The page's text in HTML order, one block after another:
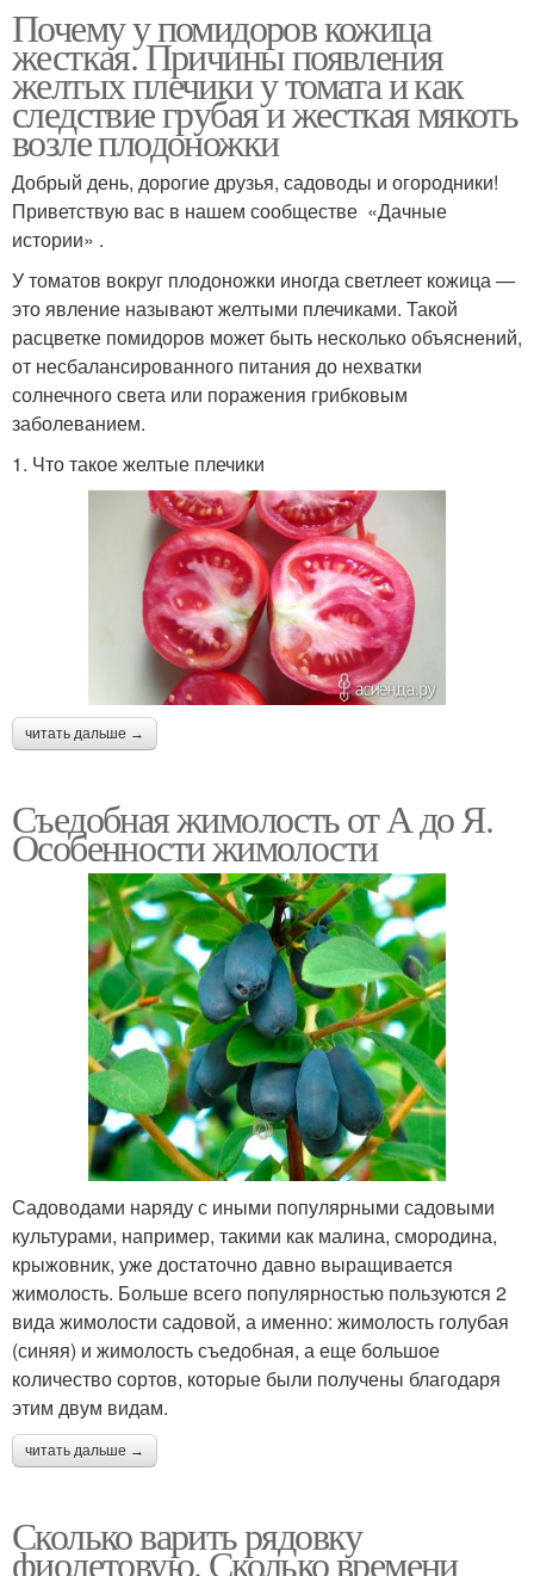
Почему у помидоров кожица
жесткая. Причины появления
желтых плечики у томата и как
следствие грубая и жесткая мякоть
возле плодоножки
Добрый день, дорогие друзья, садоводы и огородники!
Приветствую вас в нашем сообществе «Дачные
истории» .
У томатов вокруг плодоножки иногда светлеет кожица —
это явление называют желтыми плечиками. Такой
расцветке помидоров может быть несколько объяснений,
от несбалансированного питания до нехватки
солнечного света или поражения грибковым
заболеванием.
1. Что такое желтые плечики
читать дальше →
Съедобная жимолость от А до Я.
Особенности жимолости
Садоводами наряду с иными популярными садовыми
культурами, например, такими как малина, смородина,
крыжовник, уже достаточно давно выращивается
жимолость. Больше всего популярностью пользуются 2
вида жимолости садовой, а именно: жимолость голубая
(синяя) и жимолость съедобная, а еще большое
количество сортов, которые были получены благодаря
этим двум видам.
читать дальше →
Сколько варить рядовку
фиолетовую. Сколько времени